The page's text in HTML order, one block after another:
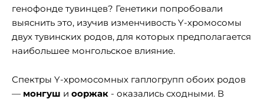
генофонде тувинцев? Генетики попробовали
выяснить это, изучив изменчивость Y-хромосомы
двух тувинских родов, для которых предполагается
наибольшее монгольское влияние.
Спектры Y-хромосомных гаплогрупп обоих родов
— монгуш и ооржак - оказались сходными. В